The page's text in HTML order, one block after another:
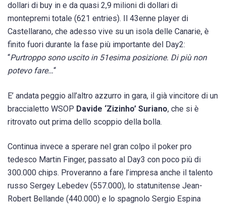
dollari di buy in e da quasi 2,9 milioni di dollari di
montepremi totale (621 entries). Il 43enne player di
Castellarano, che adesso vive su un isola delle Canarie, è
finito fuori durante la fase più importante del Day2:
“Purtroppo sono uscito in 51esima posizione. Di più non
potevo fare…“
E’ andata peggio all’altro azzurro in gara, il già vincitore di un
braccialetto WSOP Davide ‘Zizinho’ Suriano, che si è
ritrovato out prima dello scoppio della bolla.
Continua invece a sperare nel gran colpo il poker pro
tedesco Martin Finger, passato al Day3 con poco più di
300.000 chips. Proveranno a fare l’impresa anche il talento
russo Sergey Lebedev (557.000), lo statunitense Jean-
Robert Bellande (440.000) e lo spagnolo Sergio Espina